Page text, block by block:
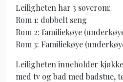
Leiligheten har 3 soverom:
Rom 1: dobbelt seng
Rom 2: familiekøye
Rom 3: Familiekøye
Leiligheten inneholder
med tv og bad med badstue,